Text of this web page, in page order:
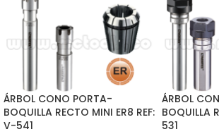
ÁRBOL CONO PORTA-
BOQUILLA RECTO MINI ER8 REF:
V-541
ÁRBOL
BOQUILLA
531